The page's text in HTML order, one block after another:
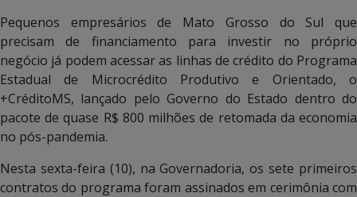
Pequenos empresários de Mato Grosso do Sul que
precisam de financiamento para investir no próprio
negócio já podem acessar as linhas de crédito do Programa
Estadual de Microcrédito Produtivo e Orientado, o
+CréditoMS, lançado pelo Governo do Estado dentro do
pacote de quase R$ 800 milhões de retomada da economia
no pós-pandemia.
Nesta sexta-feira (10), na Governadoria, os sete primeiros
contratos do programa foram assinados em cerimônia com